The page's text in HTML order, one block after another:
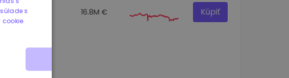
3.2B € 16.8M € Kúpiť
s